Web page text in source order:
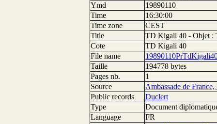
Ymd
19890110
Time
16:30:00
Time zone
CEST
Title
TD Kigali 40 - Objet :
Cote
TD Kigali 40
File name
Taille
194778 bytes
Pages nb.
1
Source
Ambassade de
Public records
Duclert
Type
Document
Language
FR